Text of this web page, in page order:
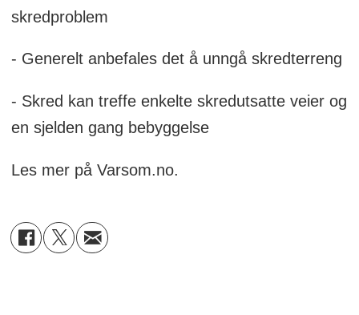
skredproblem
- Generelt anbefales det å unngå skredterreng
- Skred kan treffe enkelte skredutsatte veier og
en sjelden gang bebyggelse
Les mer på Varsom.no.